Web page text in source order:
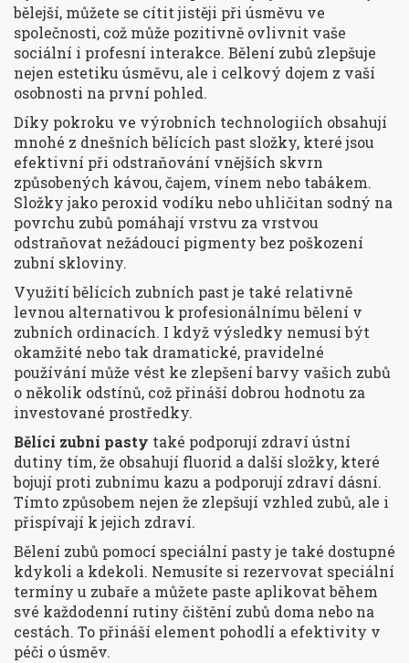
bělejší, můžete se cítit jistěji při úsměvu ve
společnosti, což může pozitivně ovlivnit vaše
sociální i profesní interakce. Bělení zubů zlepšuje
nejen estetiku úsměvu, ale i celkový dojem z vaší
osobnosti na první pohled.
Díky pokroku ve výrobních technologiích obsahují
mnohé z dnešních bělících past složky, které jsou
efektivní při odstraňování vnějších skvrn
způsobených kávou, čajem, vínem nebo tabákem.
Složky jako peroxid vodíku nebo uhličitan sodný na
povrchu zubů pomáhají vrstvu za vrstvou
odstraňovat nežádoucí pigmenty bez poškození
zubní skloviny.
Využití bělících zubních past je také relativně
levnou alternativou k profesionálnímu bělení v
zubních ordinacích. I když výsledky nemusí být
okamžité nebo tak dramatické, pravidelné
používání může vést ke zlepšení barvy vašich zubů
o několik odstínů, což přináší dobrou hodnotu za
investované prostředky.
Bělící zubní pasty také podporují zdraví ústní
dutiny tím, že obsahují fluorid a další složky, které
bojují proti zubnímu kazu a podporují zdraví dásní.
Tímto způsobem nejen že zlepšují vzhled zubů, ale i
přispívají k jejich zdraví.
Bělení zubů pomocí speciální pasty je také dostupné
kdykoli a kdekoli. Nemusíte si rezervovat speciální
termíny u zubaře a můžete paste aplikovat během
své každodenní rutiny čištění zubů doma nebo na
cestách. To přináší element pohodlí a efektivity v
péči o úsměv.